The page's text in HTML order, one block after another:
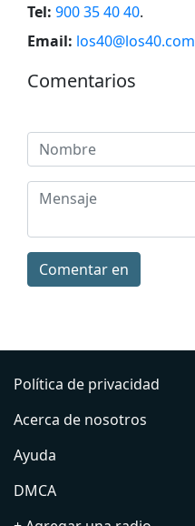
Tel: 900 35 40 40.
Email: los40@los40.com
Comentarios
Comentar en
Política de privacidad
Acerca de nosotros
Ayuda
DMCA